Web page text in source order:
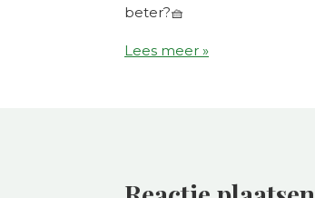
beter?🧺
Lees meer »